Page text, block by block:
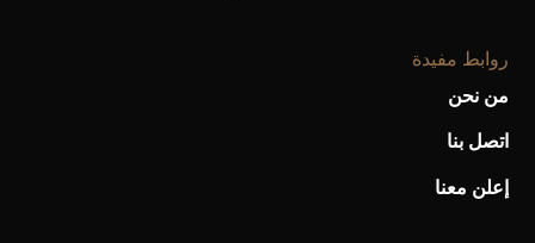
روابط مفيدة
من نحن
اتصل بنا
إعلن معنا